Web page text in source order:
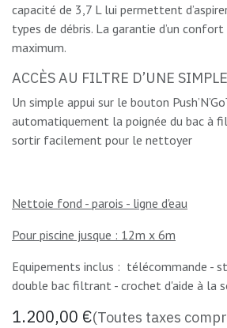
capacité de 3,7 L lui permettent
types de débris. La garantie d’un
maximum.
ACCÈS AU FILTRE D’UNE
Un simple appui sur le bouton
automatiquement la poignée du bac à
sortir facilement pour le nettoyer
Nettoie fond - parois - ligne d'eau
Pour piscine jusque : 12m x 6m
Equipements inclus : télécommande -
double bac filtrant - crochet d'aide à la
1.200,00 €(Toutes taxes